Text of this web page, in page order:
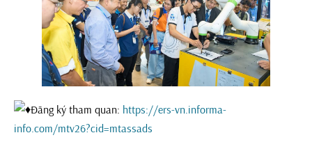
Đăng ký tham quan: https://ers-vn.informa-
info.com/mtv26?cid=mtassads